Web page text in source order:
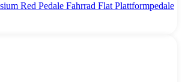
Red Pedale Fahrrad Flat Plattformpedale